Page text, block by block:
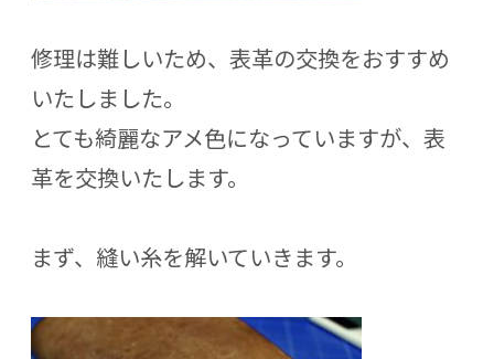
修理は難しいため、表革の交換をおすすめ
いたしました。
とても綺麗なアメ色になっていますが、表
革を交換いたします。
まず、縫い糸を解いていきます。